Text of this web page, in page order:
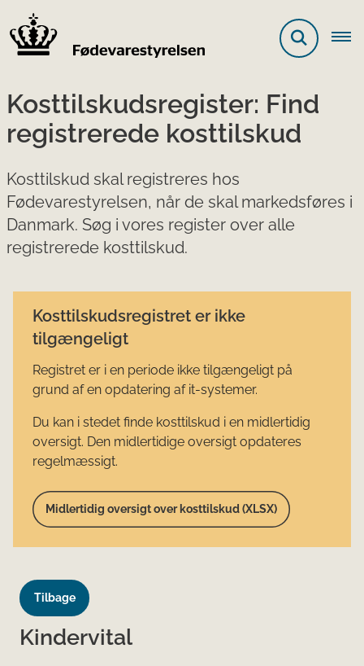
Kosttilskudsregister: Find
registrerede kosttilskud
Kosttilskud skal registreres hos
Fødevarestyrelsen, når de skal markedsføres i
Danmark. Søg i vores register over alle
registrerede kosttilskud.
Kosttilskudsregistret er ikke
tilgængeligt
Registret er i en periode ikke tilgængeligt på
grund af en opdatering af it-systemer.
Du kan i stedet finde kosttilskud i en midlertidig
oversigt. Den midlertidige oversigt opdateres
regelmæssigt.
Midlertidig oversigt over kosttilskud (XLSX)
Tilbage
Kindervital